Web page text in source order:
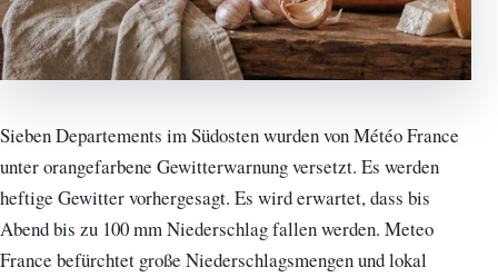
Sieben Departements im Südosten wurden von Météo France
unter orangefarbene Gewitterwarnung versetzt. Es werden
heftige Gewitter vorhergesagt. Es wird erwartet, dass bis
Abend bis zu 100 mm Niederschlag fallen werden. Meteo
France befürchtet große Niederschlagsmengen und lokal